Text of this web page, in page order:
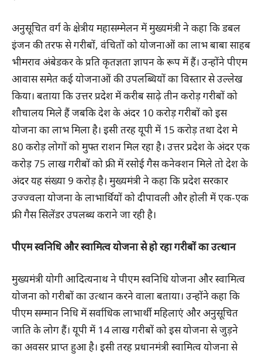
अनुसूचित वर्ग के क्षेत्रीय महासम्मेलन में मुख्यमंत्री ने कहा कि डबल
इंजन की तरफ से गरीबों, वंचितों को योजनाओं का लाभ बाबा साहब
भीमराव अंबेडकर के प्रति कृतज्ञता ज्ञापन के रूप में हैं। उन्होंने पीएम
आवास समेत कई योजनाओं की उपलब्धियों का विस्तार से उल्लेख
किया। बताया कि उत्तर प्रदेश में करीब साढ़े तीन करोड़ गरीबों को
शौचालय मिले हैं जबकि देश के अंदर 10 करोड़ गरीबों को इस
योजना का लाभ मिला है। इसी तरह यूपी में 15 करोड़ तथा देश मे
80 करोड़ लोगों को मुफ्त राशन मिल रहा है। उत्तर प्रदेश के अंदर एक
करोड़ 75 लाख गरीबों को फ्री में रसोई गैस कनेक्शन मिले तो देश के
अंदर यह संख्या 9 करोड़ है। मुख्यमंत्री ने कहा कि प्रदेश सरकार
उज्ज्वला योजना के लाभार्थियों को दीपावली और होली में एक-एक
फ्री गैस सिलेंडर उपलब्ध कराने जा रही है।
पीएम स्वनिधि और स्वामित्व योजना से हो रहा गरीबों का उत्थान
मुख्यमंत्री योगी आदित्यनाथ ने पीएम स्वनिधि योजना और स्वामित्व
योजना को गरीबों का उत्थान करने वाला बताया। उन्होंने कहा कि
पीएम सम्मान निधि में सर्वाधिक लाभार्थी महिलाएं और अनुसूचित
जाति के लोग हैं। यूपी में 14 लाख गरीबों को इस योजना से जुड़ने
का अवसर प्राप्त हुआ है। इसी तरह प्रधानमंत्री स्वामित्व योजना से